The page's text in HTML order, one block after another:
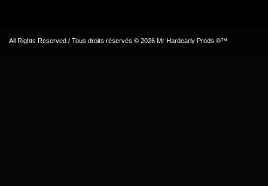
All Rights Reserved / Tous droits réservés © 2026 Mr Hardearly Prods ®™